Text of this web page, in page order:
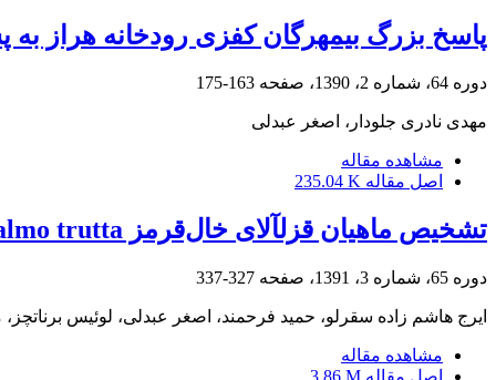
پاسخ بزرگ بیمهرگان کفزی رودخانه هراز
دوره 64، شماره 2، 1390، صفحه 163-175
مهدی نادری جلودار، اصغر عبدلی
مشاهده مقاله
اصل مقاله 235.04 K
تشخیص ماهیان قزل‎آلای خال‌قرمز Salmo trutta متعلق به رودخانه مردق در رودخانه لیقوان با استفاده از نشانگرهای ریزماهواره‎ای
دوره 65، شماره 3، 1391، صفحه 327-337
ایرج هاشم زاده سقرلو، حمید فرحمند، اصغر عبدلی، لوئیس
مشاهده مقاله